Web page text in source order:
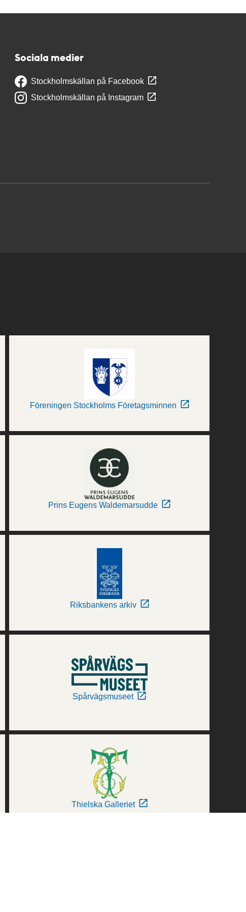
Sociala medier
Stockholmskällan på Facebook
Stockholmskällan på Instagram
Föreningen Stockholms Företagsminnen
Prins Eugens Waldemarsudde
Riksbankens arkiv
Spårvägsmuseet
Thielska Galleriet